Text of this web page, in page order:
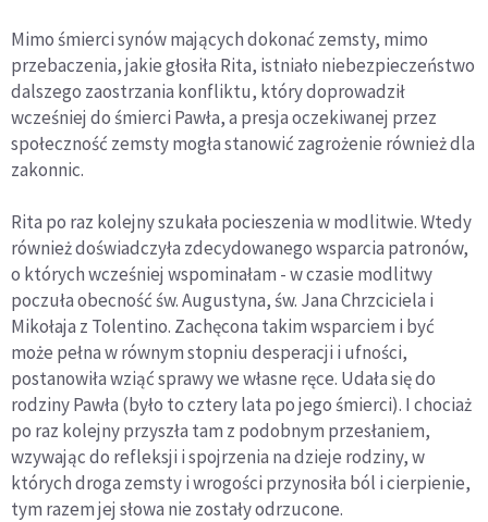
Mimo śmierci synów mających dokonać zemsty, mimo
przebaczenia, jakie głosiła Rita, istniało niebezpieczeństwo
dalszego zaostrzania konfliktu, który doprowadził
wcześniej do śmierci Pawła, a presja oczekiwanej przez
społeczność zemsty mogła stanowić zagrożenie również dla
zakonnic.
Rita po raz kolejny szukała pocieszenia w modlitwie. Wtedy
również doświadczyła zdecydowanego wsparcia patronów,
o których wcześniej wspominałam - w czasie modlitwy
poczuła obecność św. Augustyna, św. Jana Chrzciciela i
Mikołaja z Tolentino. Zachęcona takim wsparciem i być
może pełna w równym stopniu desperacji i ufności,
postanowiła wziąć sprawy we własne ręce. Udała się do
rodziny Pawła (było to cztery lata po jego śmierci). I chociaż
po raz kolejny przyszła tam z podobnym przesłaniem,
wzywając do refleksji i spojrzenia na dzieje rodziny, w
których droga zemsty i wrogości przynosiła ból i cierpienie,
tym razem jej słowa nie zostały odrzucone.